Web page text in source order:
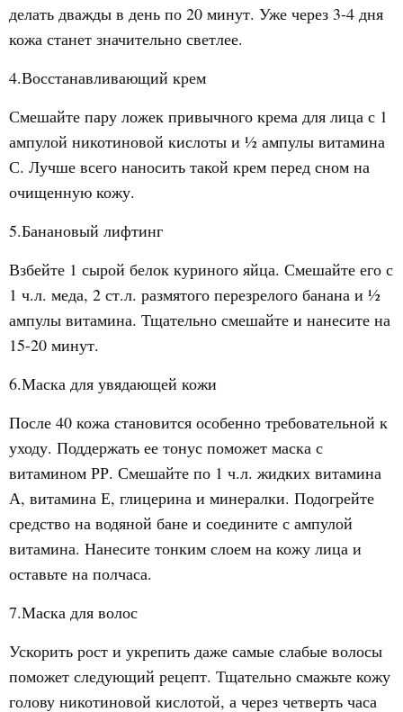
делать дважды в день по 20 минут. Уже через 3-4 дня
кожа станет значительно светлее.
4.Восстанавливающий крем
Смешайте пару ложек привычного крема для лица с 1
ампулой никотиновой кислоты и ½ ампулы витамина
С. Лучше всего наносить такой крем перед сном на
очищенную кожу.
5.Банановый лифтинг
Взбейте 1 сырой белок куриного яйца. Смешайте его с
1 ч.л. меда, 2 ст.л. размятого перезрелого банана и ½
ампулы витамина. Тщательно смешайте и нанесите на
15-20 минут.
6.Маска для увядающей кожи
После 40 кожа становится особенно требовательной к
уходу. Поддержать ее тонус поможет маска с
витамином РР. Смешайте по 1 ч.л. жидких витамина
А, витамина Е, глицерина и минералки. Подогрейте
средство на водяной бане и соедините с ампулой
витамина. Нанесите тонким слоем на кожу лица и
оставьте на полчаса.
7.Маска для волос
Ускорить рост и укрепить даже самые слабые волосы
поможет следующий рецепт. Тщательно смажьте кожу
голову никотиновой кислотой, а через четверть часа